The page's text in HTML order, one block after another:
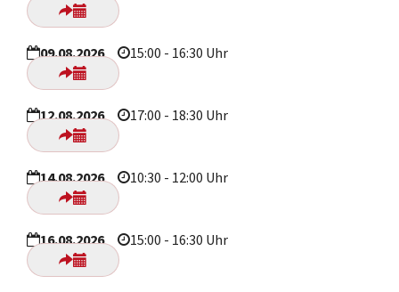
09.08.2026 15:00 - 16:30 Uhr
12.08.2026 17:00 - 18:30 Uhr
14.08.2026 10:30 - 12:00 Uhr
16.08.2026 15:00 - 16:30 Uhr